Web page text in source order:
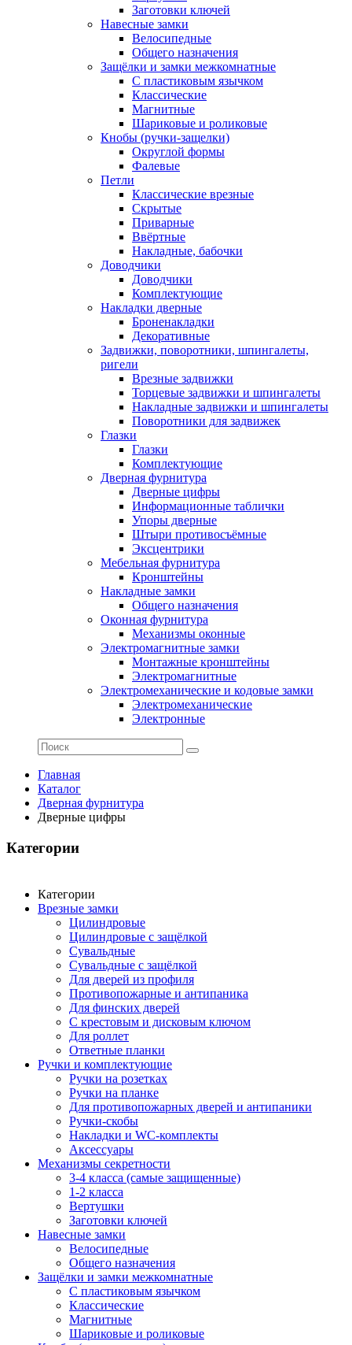
Заготовки ключей
Навесные замки
Велосипедные
Общего назначения
Защёлки и замки межкомнатные
С пластиковым язычком
Классические
Магнитные
Шариковые и роликовые
Кнобы (ручки-защелки)
Округлой формы
Фалевые
Петли
Классические врезные
Скрытые
Приварные
Ввёртные
Накладные, бабочки
Доводчики
Доводчики
Комплектующие
Накладки дверные
Броненакладки
Декоративные
Задвижки, поворотники, шпингалеты,
ригели
Врезные задвижки
Торцевые задвижки и шпингалеты
Накладные задвижки и шпингалеты
Поворотники для задвижек
Глазки
Глазки
Комплектующие
Дверная фурнитура
Дверные цифры
Информационные таблички
Упоры дверные
Штыри противосъёмные
Эксцентрики
Мебельная фурнитура
Кронштейны
Накладные замки
Общего назначения
Оконная фурнитура
Механизмы оконные
Электромагнитные замки
Монтажные кронштейны
Электромагнитные
Электромеханические и кодовые замки
Электромеханические
Электронные
Главная
Каталог
Дверная фурнитура
Дверные цифры
Категории
Категории
Врезные замки
Цилиндровые
Цилиндровые с защёлкой
Сувальдные
Сувальдные с защёлкой
Для дверей из профиля
Противопожарные и антипаника
Для финских дверей
С крестовым и дисковым ключом
Для роллет
Ответные планки
Ручки и комплектующие
Ручки на розетках
Ручки на планке
Для противопожарных дверей и антипаники
Ручки-скобы
Накладки и WC-комплекты
Аксессуары
Механизмы секретности
3-4 класса (самые защищенные)
1-2 класса
Вертушки
Заготовки ключей
Навесные замки
Велосипедные
Общего назначения
Защёлки и замки межкомнатные
С пластиковым язычком
Классические
Магнитные
Шариковые и роликовые